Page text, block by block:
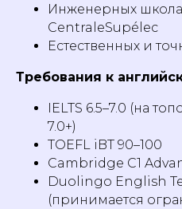
Инженерных
CentraleSupélec
Естественных и
Требования к
IELTS 6.5–7.0 (на
7.0+)
TOEFL iBT 90–100
Cambridge C1
Duolingo English
(принимается